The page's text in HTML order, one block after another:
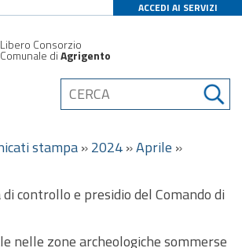
ACCEDI AI SERVIZI
Libero Consorzio
Comunale diAgrigento
stampa»2024»Aprile »
controllo e presidio del Comando di
nelle zone archeologiche sommerse